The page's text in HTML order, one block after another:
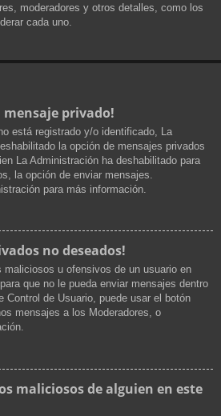
moderadores y otros detalles, como los
cada uno.
mensaje privado!
está registrado y/o identificado, La
la opción de mensajes privados
La Administración ha deshabilitado para
la opción de enviar mensajes.
para más información.
no deseados!
maliciosos u ofensivos de un usuario en
que no le pueda enviar mensajes dentro
Control de Usuario, puede usar el botón
mensajes a los Moderadores, o
maliciosos de alguien en este